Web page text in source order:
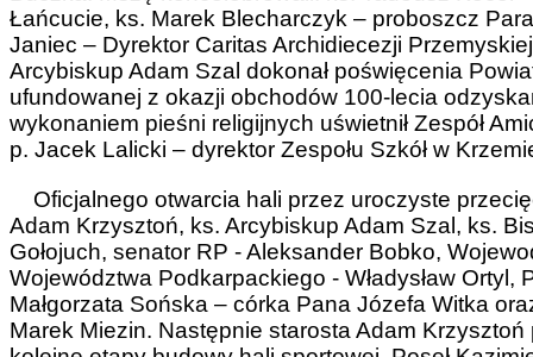
Łańcucie, ks. Marek Blecharczyk – proboszcz
Janiec – Dyrektor Caritas Archidiecezji
Arcybiskup Adam Szal dokonał poświęcenia
ufundowanej z okazji obchodów 100-lecia
wykonaniem pieśni religijnych uświetnił Zespół
p. Jacek Lalicki – dyrektor Zespołu Szkół w
Oficjalnego otwarcia hali przez uroczyste
Adam Krzysztoń, ks. Arcybiskup Adam Szal, ks.
Gołojuch, senator RP - Aleksander Bobko,
Województwa Podkarpackiego - Władysław
Małgorzata Sońska – córka Pana Józefa Witka
Marek Miezin. Następnie starosta Adam